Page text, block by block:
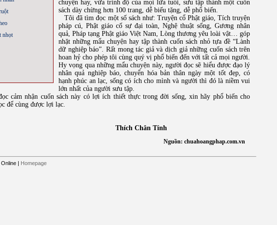
nhọt
chuyện hay, vừa trình độ của mọi lứa tuổi, sưu tập thành một cuốn
sách dày chừng hơn 100 trang, dễ biếu tặng, dễ phổ biến.
Tôi đã tìm đọc một số sách như: Truyện cổ Phật giáo, Tích truyện
pháp cú, Phật giáo cố sự đại toàn, Nghệ thuật sống, Gương nhân
quả, Pháp tạng Phật giáo Việt Nam, Lòng thương yêu loài vật… góp
nhặt những mẩu chuyện hay tập thành cuốn sách nhỏ tựa đề “Lành
dữ nghiệp báo”. Rất mong tác giả và dịch giả những cuốn sách trên
hoan hỷ cho phép tôi cùng quý vị phổ biến đến với tất cả mọi người.
Hy vọng qua những mẩu chuyện này, người đọc sẽ hiểu được đạo lý
nhân quả nghiệp báo, chuyển hóa bản thân ngày một tốt đẹp, có
hạnh phúc an lạc, sống có ích cho mình và người thì đó là niềm vui
lớn nhất của người sưu tập.
cảm nhận cuốn sách này có lợi ích thiết thực trong đời sống, xin hãy phổ biến cho
để cùng được lợi lạc.
Thích Chân Tính
Nguồn: chuahoangphap.com.vn
| Homepage